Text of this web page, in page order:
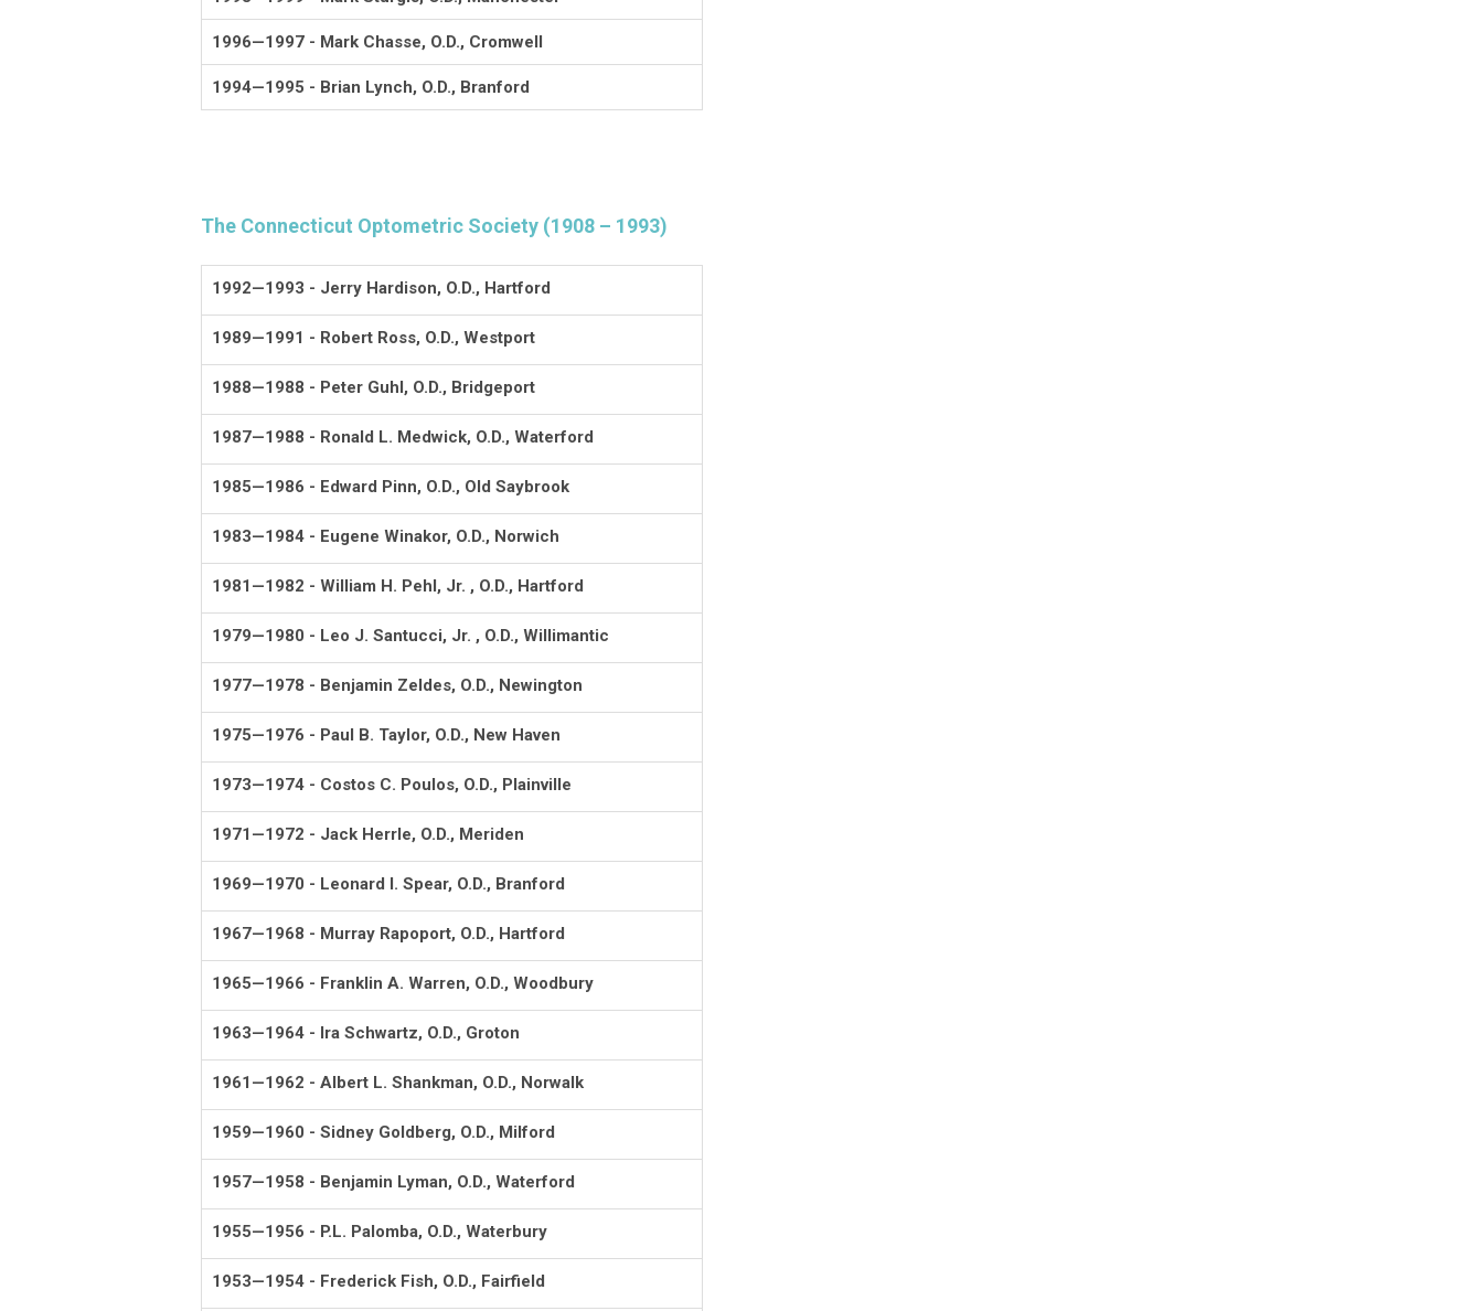
1996—1997 - Mark Chasse, O.D., Cromwell
1994—1995 - Brian Lynch, O.D., Branford
The Connecticut Optometric Society (1908 – 1993)
1992—1993 - Jerry Hardison, O.D., Hartford
1989—1991 - Robert Ross, O.D., Westport
1988—1988 - Peter Guhl, O.D., Bridgeport
1987—1988 - Ronald L. Medwick, O.D., Waterford
1985—1986 - Edward Pinn, O.D., Old Saybrook
1983—1984 - Eugene Winakor, O.D., Norwich
1981—1982 - William H. Pehl, Jr. , O.D., Hartford
1979—1980 - Leo J. Santucci, Jr. , O.D., Willimantic
1977—1978 - Benjamin Zeldes, O.D., Newington
1975—1976 - Paul B. Taylor, O.D., New Haven
1973—1974 - Costos C. Poulos, O.D., Plainville
1971—1972 - Jack Herrle, O.D., Meriden
1969—1970 - Leonard I. Spear, O.D., Branford
1967—1968 - Murray Rapoport, O.D., Hartford
1965—1966 - Franklin A. Warren, O.D., Woodbury
1963—1964 - Ira Schwartz, O.D., Groton
1961—1962 - Albert L. Shankman, O.D., Norwalk
1959—1960 - Sidney Goldberg, O.D., Milford
1957—1958 - Benjamin Lyman, O.D., Waterford
1955—1956 - P.L. Palomba, O.D., Waterbury
1953—1954 - Frederick Fish, O.D., Fairfield